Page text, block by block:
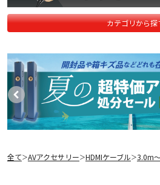
カテゴリから探
全て＞AVアクセサリー＞HDMIケーブル＞3.0m